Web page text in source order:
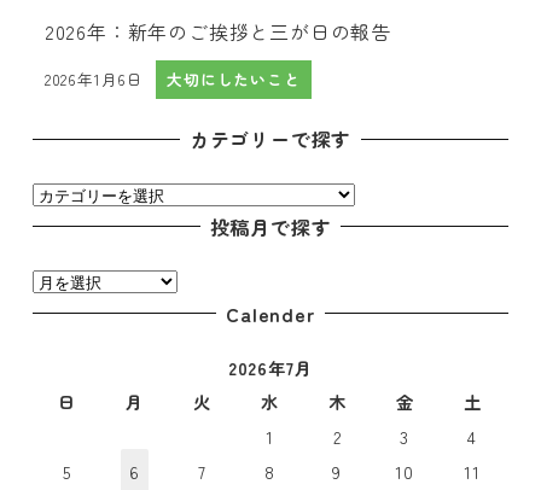
2026年：新年のご挨拶と三が日の報告
投稿日
2026年1月6日 大切にしたいこと
カテゴリーで探す
カ
テ
リ
ー
投稿月で探す
投
稿
Calender
2026年7月
日
月 火 水 木 金
土
1
2 3
4
5
6 7 8 9 10
11